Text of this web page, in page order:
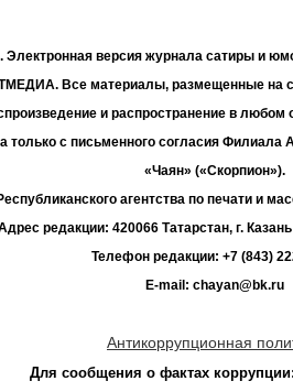
Электронная версия журнала сатиры и
Все материалы, размещенные на
и распространение в
только с письменного согласия
«Чаян» («Скорпион»).
агентства по печати и
редакции: 420066 Татарстан, г.
Телефон редакции: +7 (843)
E-mail: chayan@bk.ru
Антикоррупционная
Для сообщения о фактах коррупции: